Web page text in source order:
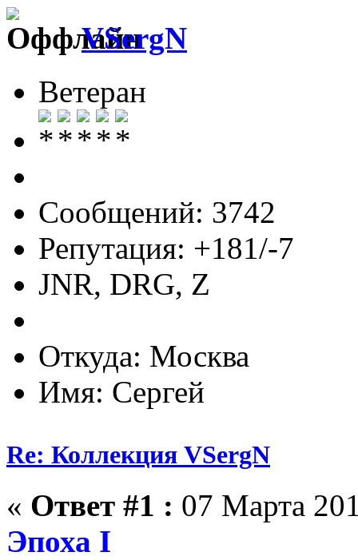
VSergN
Ветеран
Сообщений: 3742
Репутация: +181/-7
JNR, DRG, Z
Откуда: Москва
Имя: Сергей
Re: Коллекция VSergN
« Ответ #1 : 07 Марта
Эпоха I